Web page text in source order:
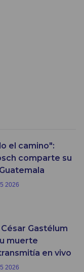
el camino":
comparte su
2026
Gastélum
muerte
en vivo
2026